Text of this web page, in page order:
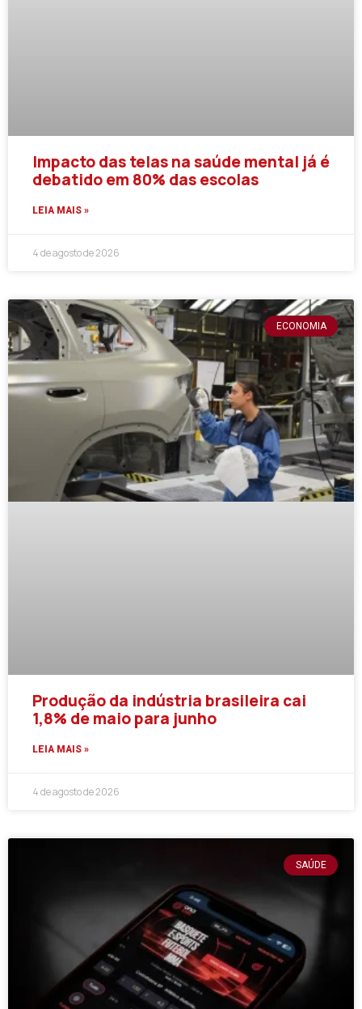
Impacto das telas na saúde mental já é
debatido em 80% das escolas
LEIA MAIS »
4 de agosto de 2026
ECONOMIA
Produção da indústria brasileira cai
1,8% de maio para junho
LEIA MAIS »
4 de agosto de 2026
SAÚDE